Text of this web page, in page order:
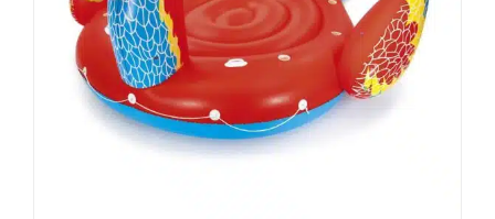
MOBILIARIO HINCHABLE
CAMPING
ACCESORIOS DE PISCINAS
RECAMBIOS DE PISCINAS